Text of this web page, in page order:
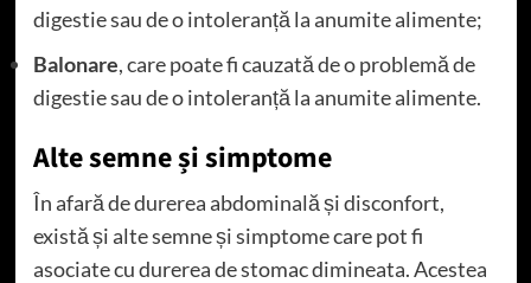
digestie sau de o intoleranță la anumite alimente;
Balonare, care poate fi cauzată de o problemă de
digestie sau de o intoleranță la anumite alimente.
Alte semne și simptome
În afară de durerea abdominală și disconfort,
există și alte semne și simptome care pot fi
asociate cu durerea de stomac dimineata. Acestea